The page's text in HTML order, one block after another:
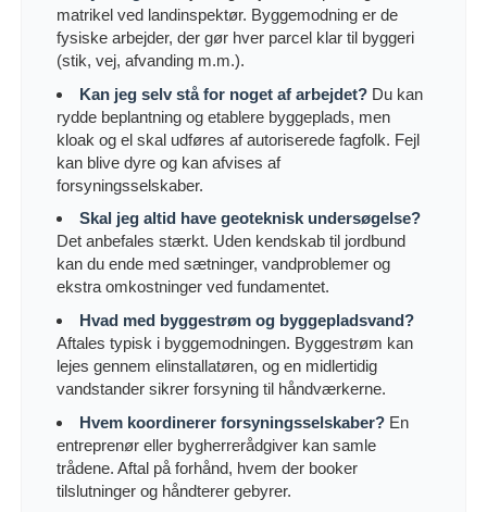
matrikel ved landinspektør. Byggemodning er de
fysiske arbejder, der gør hver parcel klar til byggeri
(stik, vej, afvanding m.m.).
Kan jeg selv stå for noget af arbejdet? Du kan
rydde beplantning og etablere byggeplads, men
kloak og el skal udføres af autoriserede fagfolk. Fejl
kan blive dyre og kan afvises af
forsyningsselskaber.
Skal jeg altid have geoteknisk undersøgelse?
Det anbefales stærkt. Uden kendskab til jordbund
kan du ende med sætninger, vandproblemer og
ekstra omkostninger ved fundamentet.
Hvad med byggestrøm og byggepladsvand?
Aftales typisk i byggemodningen. Byggestrøm kan
lejes gennem elinstallatøren, og en midlertidig
vandstander sikrer forsyning til håndværkerne.
Hvem koordinerer forsyningsselskaber? En
entreprenør eller bygherrerådgiver kan samle
trådene. Aftal på forhånd, hvem der booker
tilslutninger og håndterer gebyrer.